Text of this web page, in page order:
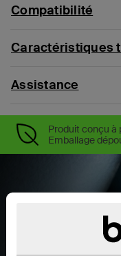
Compatibilité
Caractéristiques
Assistance
Produit conçu à
Emballage